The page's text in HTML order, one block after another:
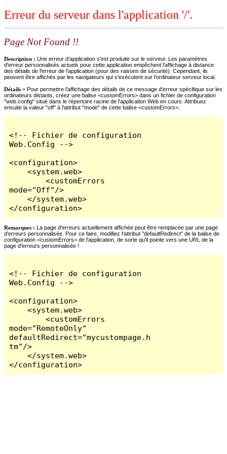
Erreur du serveur dans l'application '/'.
Page Not Found !!
Description : Une erreur d'application s'est produite sur le serveur. Les paramètres
d'erreur personnalisés actuels pour cette application empêchent l'affichage à distance
des détails de l'erreur de l'application (pour des raisons de sécurité). Cependant, ils
peuvent être affichés par les navigateurs qui s'exécutent sur l'ordinateur serveur local.
Détails = Pour permettre l'affichage des détails de ce message d'erreur spécifique sur les
ordinateurs distants, créez une balise <customErrors> dans un fichier de configuration
"web.config" situé dans le répertoire racine de l'application Web en cours. Attribuez
ensuite la valeur "off" à l'attribut "mode" de cette balise <customErrors>.
<!-- Fichier de configuration
Web.Config -->
<configuration>
    <system.web>
        <customErrors
mode="Off"/>
    </system.web>
</configuration>
Remarques : La page d'erreurs actuellement affichée peut être remplacée par une page
d'erreurs personnalisée. Pour ce faire, modifiez l'attribut "defaultRedirect" de la balise de
configuration <customErrors> de l'application, de sorte qu'il pointe vers une URL de la
page d'erreurs personnalisée !
<!-- Fichier de configuration
Web.Config -->
<configuration>
    <system.web>
        <customErrors
mode="RemoteOnly"
defaultRedirect="mycustompage.h
tm"/>
    </system.web>
</configuration>